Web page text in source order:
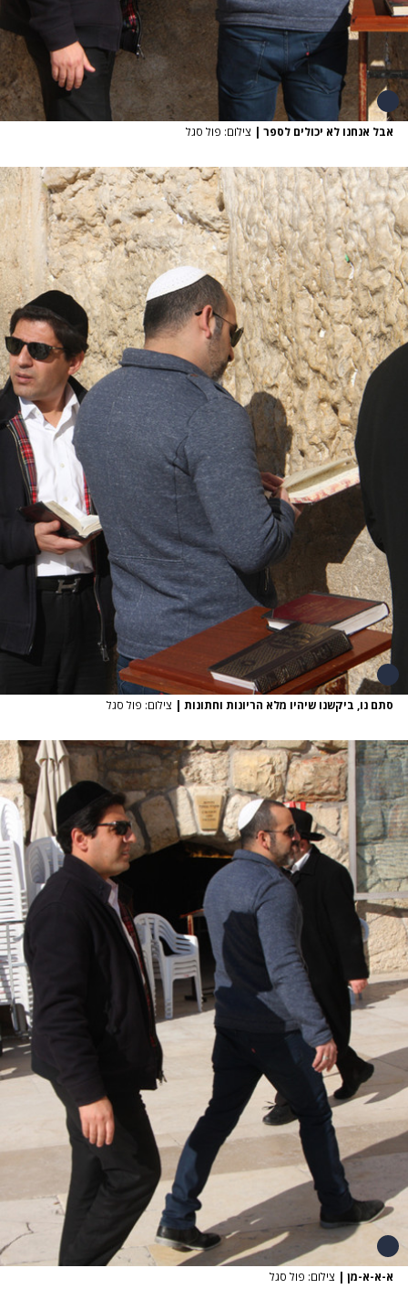
אבל אנחנו לא יכולים לספר | צילום: פול סגל
סתם נו, ביקשנו שיהיו מלא הריונות וחתונות | צילום: פול סגל
א-א-א-מן | צילום: פול סגל